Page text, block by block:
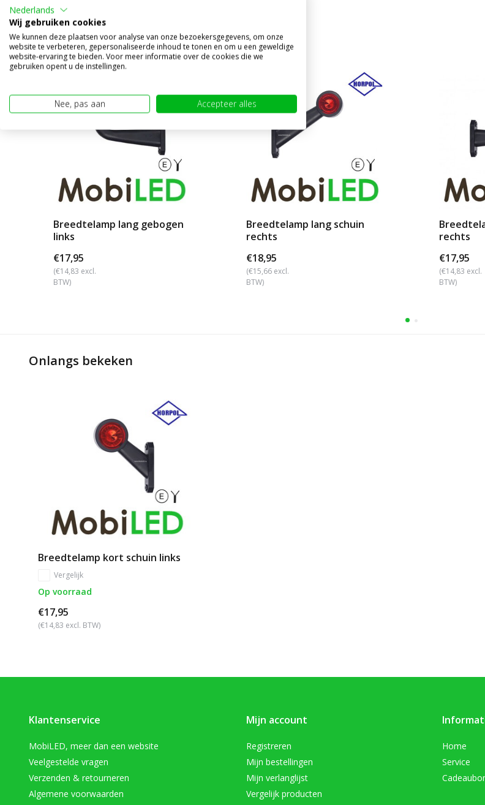
Alternatieve producten
Breedtelamp lang gebogen
links
€17,95
(€14,83 excl.
BTW)
Breedtelamp lang schuin
rechts
€18,95
(€15,66 excl.
BTW)
rechts
€17,95
(€14,83 excl.
BTW)
Onlangs bekeken
Breedtelamp kort schuin links
Vergelijk
Op voorraad
€17,95
(€14,83 excl. BTW)
Klantenservice
MobiLED, meer dan een website
Veelgestelde vragen
Verzenden & retourneren
Algemene voorwaarden
Mijn account
Registreren
Mijn bestellingen
Mijn verlanglijst
Vergelijk producten
Home
Service
Nederlands
Wij gebruiken cookies
We kunnen deze plaatsen voor analyse van onze bezoekersgegevens, om onze
website te verbeteren, gepersonaliseerde inhoud te tonen en om u een geweldige
website-ervaring te bieden. Voor meer informatie over de cookies die we
gebruiken opent u de instellingen.
Nee, pas aan Accepteer alles